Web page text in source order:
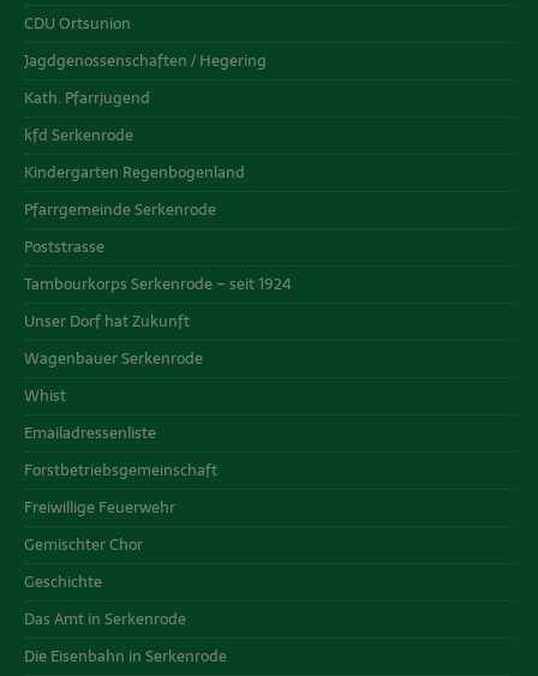
CDU Ortsunion
Jagdgenossenschaften / Hegering
Kath. Pfarrjugend
kfd Serkenrode
Kindergarten Regenbogenland
Pfarrgemeinde Serkenrode
Poststrasse
Tambourkorps Serkenrode – seit 1924
Unser Dorf hat Zukunft
Wagenbauer Serkenrode
Whist
Emailadressenliste
Forstbetriebsgemeinschaft
Freiwillige Feuerwehr
Gemischter Chor
Geschichte
Das Amt in Serkenrode
Die Eisenbahn in Serkenrode